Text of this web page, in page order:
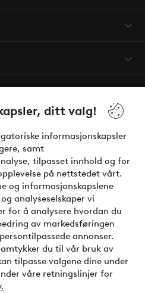
ditt valg!
informasjonskapsler
samt
tilpasset innhold og for
på nettstedet vårt.
og informasjonskapslene
analyseselskaper vi
for å analysere hvordan du
av markedsføringen
annonser.
du til vår bruk av
tilpasse valgene dine under
våre retningslinjer for
direkte eller del opp
betalingsalternativer?